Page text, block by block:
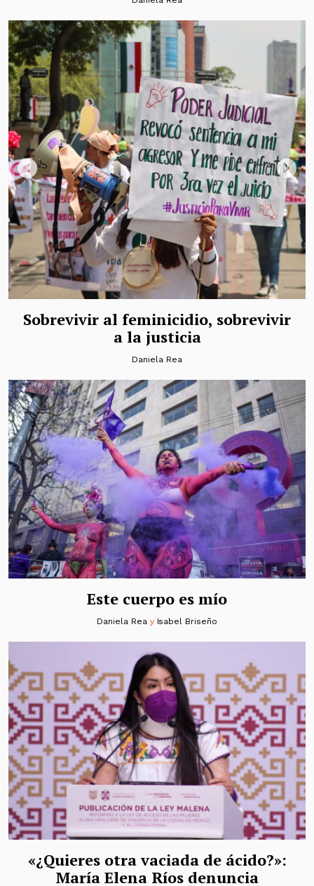
Sobrevivir al feminicidio, sobrevivir
a la justicia
Daniela Rea
Este cuerpo es mío
Daniela Rea y Isabel Briseño
«¿Quieres otra vaciada de ácido?»:
María Elena Ríos denuncia